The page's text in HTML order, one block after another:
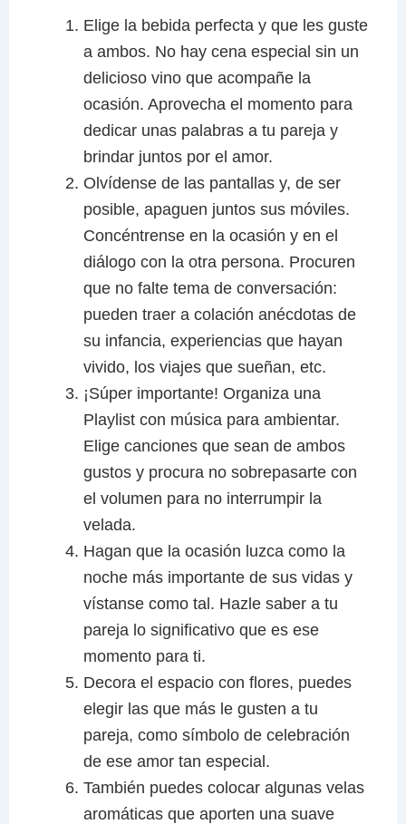
Elige la bebida perfecta y que les guste
a ambos. No hay cena especial sin un
delicioso vino que acompañe la
ocasión. Aprovecha el momento para
dedicar unas palabras a tu pareja y
brindar juntos por el amor.
Olvídense de las pantallas y, de ser
posible, apaguen juntos sus móviles.
Concéntrense en la ocasión y en el
diálogo con la otra persona. Procuren
que no falte tema de conversación:
pueden traer a colación anécdotas de
su infancia, experiencias que hayan
vivido, los viajes que sueñan, etc.
¡Súper importante! Organiza una
Playlist con música para ambientar.
Elige canciones que sean de ambos
gustos y procura no sobrepasarte con
el volumen para no interrumpir la
velada.
Hagan que la ocasión luzca como la
noche más importante de sus vidas y
vístanse como tal. Hazle saber a tu
pareja lo significativo que es ese
momento para ti.
Decora el espacio con flores, puedes
elegir las que más le gusten a tu
pareja, como símbolo de celebración
de ese amor tan especial.
También puedes colocar algunas velas
aromáticas que aporten una suave